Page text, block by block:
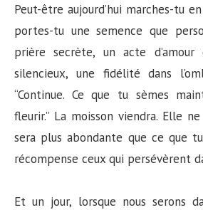
Peut-être aujourd’hui marches-tu
portes-tu une semence que
prière secrète, un acte d’amour
silencieux, une fidélité dans
“Continue. Ce que tu sèmes
fleurir.” La moisson viendra. Elle
sera plus abondante que ce que
récompense ceux qui persévèrent
Et un jour, lorsque nous serons